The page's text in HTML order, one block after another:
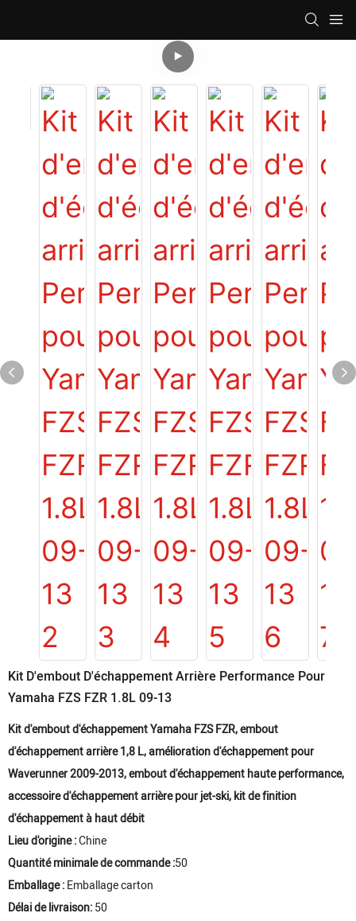
Kit D'embout D'échappement Arrière Performance Pour
Yamaha FZS FZR 1.8L 09-13
Kit d'embout d'échappement Yamaha FZS FZR, embout
d'échappement arrière 1,8 L, amélioration d'échappement pour
Waverunner 2009-2013, embout d'échappement haute performance,
accessoire d'échappement arrière pour jet-ski, kit de finition
d'échappement à haut débit
Lieu d'origine :Chine
Quantité minimale de commande :50
Emballage :Emballage carton
Délai de livraison:50